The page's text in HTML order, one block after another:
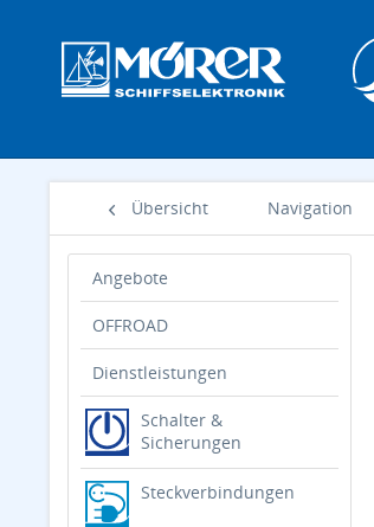
Übersicht Navigation
Angebote
OFFROAD
Dienstleistungen
Schalter &
Sicherungen
Steckverbindungen